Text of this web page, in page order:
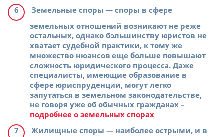
Земельные споры — споры в сфере
земельных отношений возникают не реже
остальных, однако большинству юристов не
хватает судебной практики, к тому же
множество нюансов еще больше повышают
сложность юридического процесса. Даже
специалисты, имеющие образование в
сфере юриспруденции, могут легко
запутаться в земельном законодательстве,
не говоря уже об обычных гражданах –
подробнее о земельных спорах
Жилищные споры — наиболее острыми, и в